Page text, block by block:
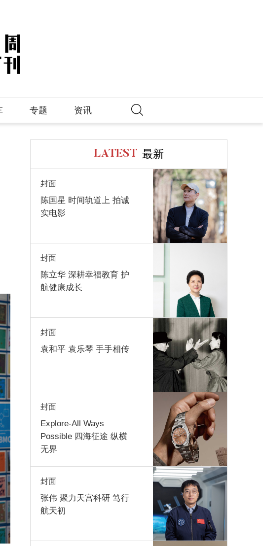
专题 资讯
LATEST 最新
封面
陈国星 时间轨道上 拍诚
实电影
封面
陈立华 深耕幸福教育 护
航健康成长
封面
袁和平 袁乐琴 手手相传
封面
Explore-All Ways
Possible 四海征途 纵横
无界
封面
张伟 聚力天宫科研 笃行
航天初